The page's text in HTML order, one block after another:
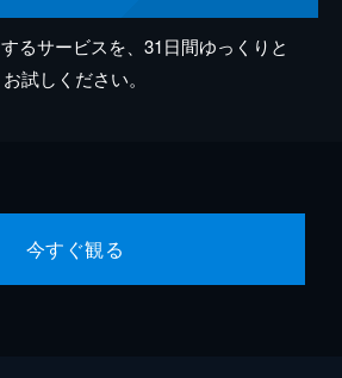
るサービスを、31日間ゆっくりと
お試しください。
今すぐ観る